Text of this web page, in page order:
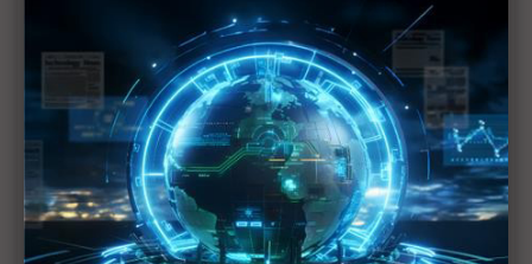
中資背景也能過關 Volvo獲白宮豁免可繼續在美賣
裕隆國產、外銷同步並進 嚴陳莉蓮：AI賦能強化核
心競爭力與轉型
茂林加速東南亞布局 越南新廠2Q量產、泰國建廠規
畫隨後上